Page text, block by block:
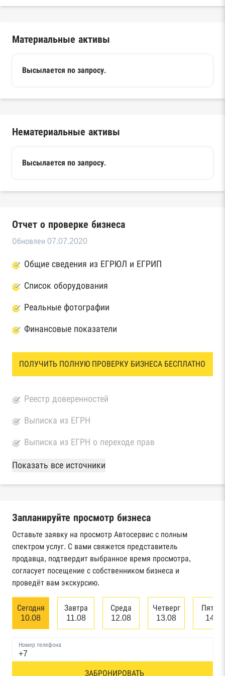
Материальные активы
Высылается по запросу.
Нематериальные активы
Высылается по запросу.
Отчет о проверке бизнеса
Обновлен 07.07.2020
Общие сведения из ЕГРЮЛ и ЕГРИП
Список оборудования
Реальные фотографии
Финансовые показатели
ПОЛУЧИТЬ ПОЛНУЮ ПРОВЕРКУ БИЗНЕСА БЕСПЛАТНО
Реестр доверенностей
Выписка из ЕГРН
Выписка из ЕГРН о переходе прав
База Росстата
Реестры ЕГРЮЛ и ЕГРИП Федеральной
Реестр государственных контрактов
Федерального казначейства
Картотека арбитражных дел Высшего
арбитражного суда
Единый федеральный реестр сведений о
банкротстве юридических лиц
Реестр товарных знаков и знаков обслуживания
Показать все источники
Запланируйте просмотр бизнеса
Оставьте заявку на просмотр Автосервис с полным
спектром услуг. С вами свяжется представитель
продавца, подтвердит выбранное время просмотра,
согласует посещение с собственником бизнеса и
проведёт вам экскурсию.
Сегодня
10.08
Завтра
11.08
Среда
12.08
Четверг
13.08
14.08
Номер телефона
ЗАБРОНИРОВАТЬ